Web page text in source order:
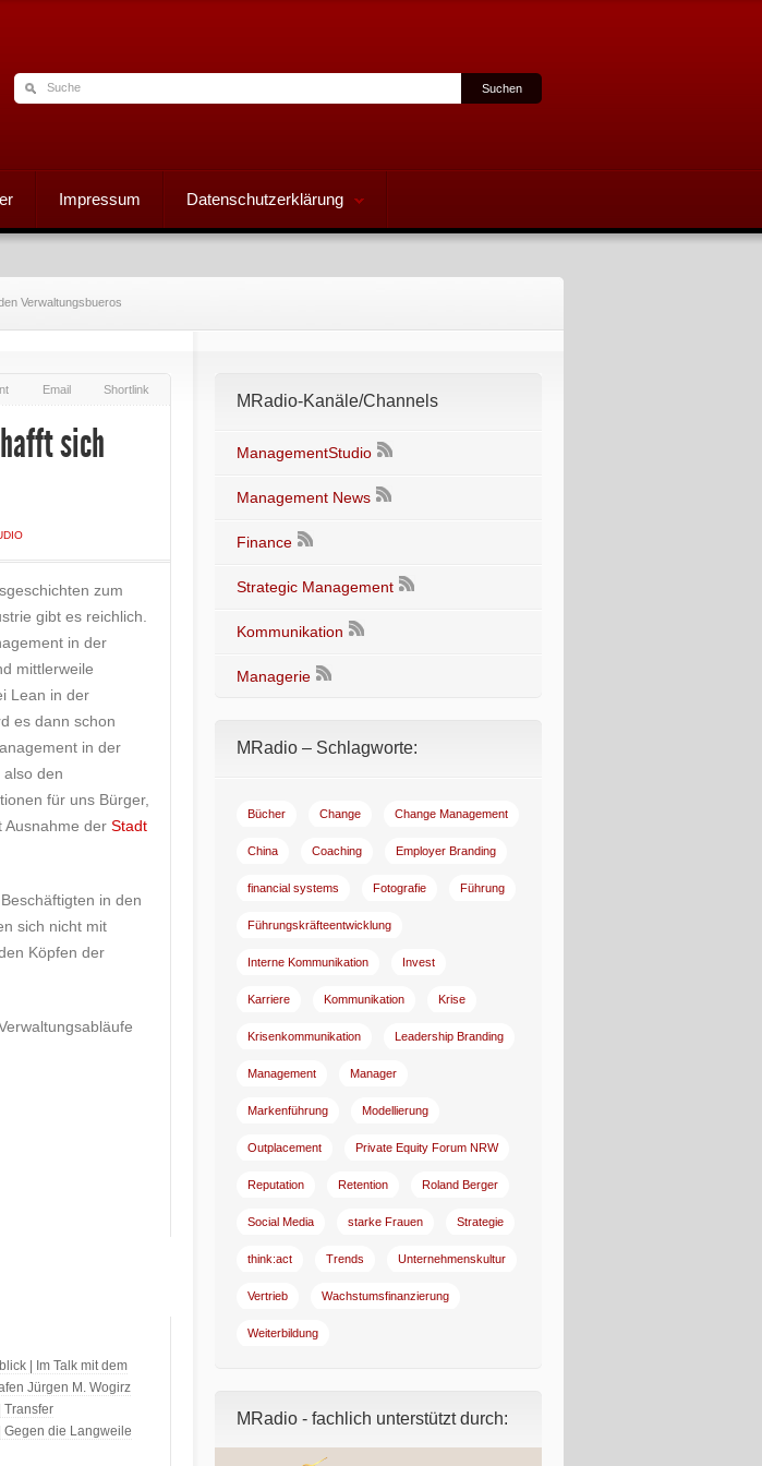
Impressum Datenschutzerklärung
Verwaltungsbueros
Email Shortlink
sich
zum
gibt es reichlich.
in der
mittlerweile
Lean in der
es dann schon
in der
also den
für uns Bürger,
Ausnahme der Stadt
in den
sich nicht mit
Köpfen der
| Im Talk mit dem
Jürgen M. Wogirz
Transfer
Gegen die Langweile
MRadio-Kanäle/Channels
ManagementStudio
Management News
Finance
Strategic Management
Kommunikation
Managerie
MRadio – Schlagworte:
Bücher Change Change Management
China Coaching Employer Branding
financial systems Fotografie Führung
Führungskräfteentwicklung
Interne Kommunikation Invest
Karriere Kommunikation Krise
Krisenkommunikation Leadership Branding
Management Manager
Markenführung Modellierung
Outplacement Private Equity Forum NRW
Reputation Retention Roland Berger
Social Media starke Frauen Strategie
think:act Trends Unternehmenskultur
Vertrieb Wachstumsfinanzierung
Weiterbildung
MRadio - fachlich unterstützt durch: